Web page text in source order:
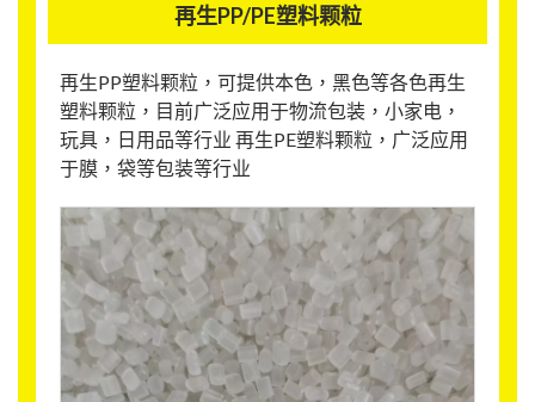
再生PP/PE塑料颗粒
再生PP塑料颗粒，可提供本色，黑色等各色再生
塑料颗粒，目前广泛应用于物流包装，小家电，
玩具，日用品等行业 再生PE塑料颗粒，广泛应用
于膜，袋等包装等行业